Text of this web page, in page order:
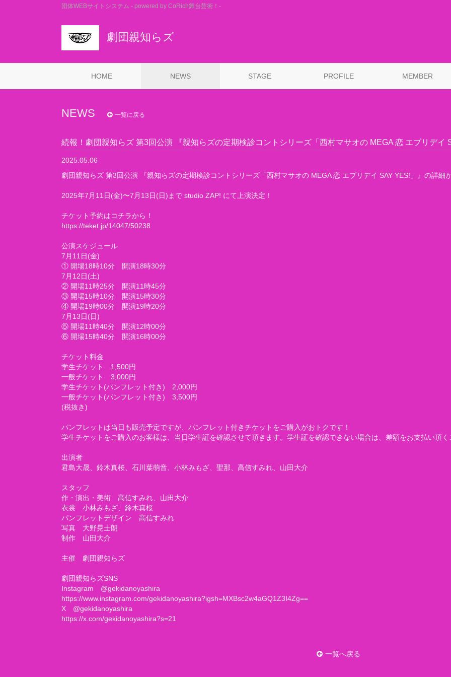
団体WEBサイトシステム - powered by CoRich舞台芸術！-
劇団親知らズ
HOME NEWS STAGE PROFILE MEMBER
NEWS 一覧に戻る
続報！劇団親知らズ 第3回公演 『親知らズの定期検診コントシリーズ「西村マサオの MEGA 恋 エブリデイ
2025.05.06
劇団親知らズ 第3回公演 『親知らズの定期検診コントシリーズ「西村マサオの MEGA 恋 エブリデイ SAY YES!」』の詳細
2025年7月11日(金)〜7月13日(日)まで studio ZAP! にて上演決定！
チケット予約はコチラから！
https://teket.jp/14047/50238
公演スケジュール
7月11日(金)
① 開場18時10分 開演18時30分
7月12日(土)
② 開場11時25分 開演11時45分
③ 開場15時10分 開演15時30分
④ 開場19時00分 開演19時20分
7月13日(日)
⑤ 開場11時40分 開演12時00分
⑥ 開場15時40分 開演16時00分
チケット料金
学生チケット 1,500円
一般チケット 3,000円
学生チケット(パンフレット付き) 2,000円
一般チケット(パンフレット付き) 3,500円
(税抜き)
パンフレットは当日も販売予定ですが、パンフレット付きチケットをご購入がおトクです！
学生チケットをご購入のお客様は、当日学生証を確認させて頂きます。学生証を確認できない場合は、差額をお支払い頂く
出演者
君島大晟、鈴木真桜、石川葉萌音、小林みもざ、聖那、高信すみれ、山田大介
スタッフ
作・演出・美術 高信すみれ、山田大介
衣裳 小林みもざ、鈴木真桜
パンフレットデザイン 高信すみれ
写真 大野晃士朗
制作 山田大介
主催 劇団親知らズ
劇団親知らズSNS
Instagram @gekidanoyashira
https://www.instagram.com/gekidanoyashira?igsh=MXBsc2w4aGQ1Z3I4Zg==
X @gekidanoyashira
https://x.com/gekidanoyashira?s=21
一覧へ戻る